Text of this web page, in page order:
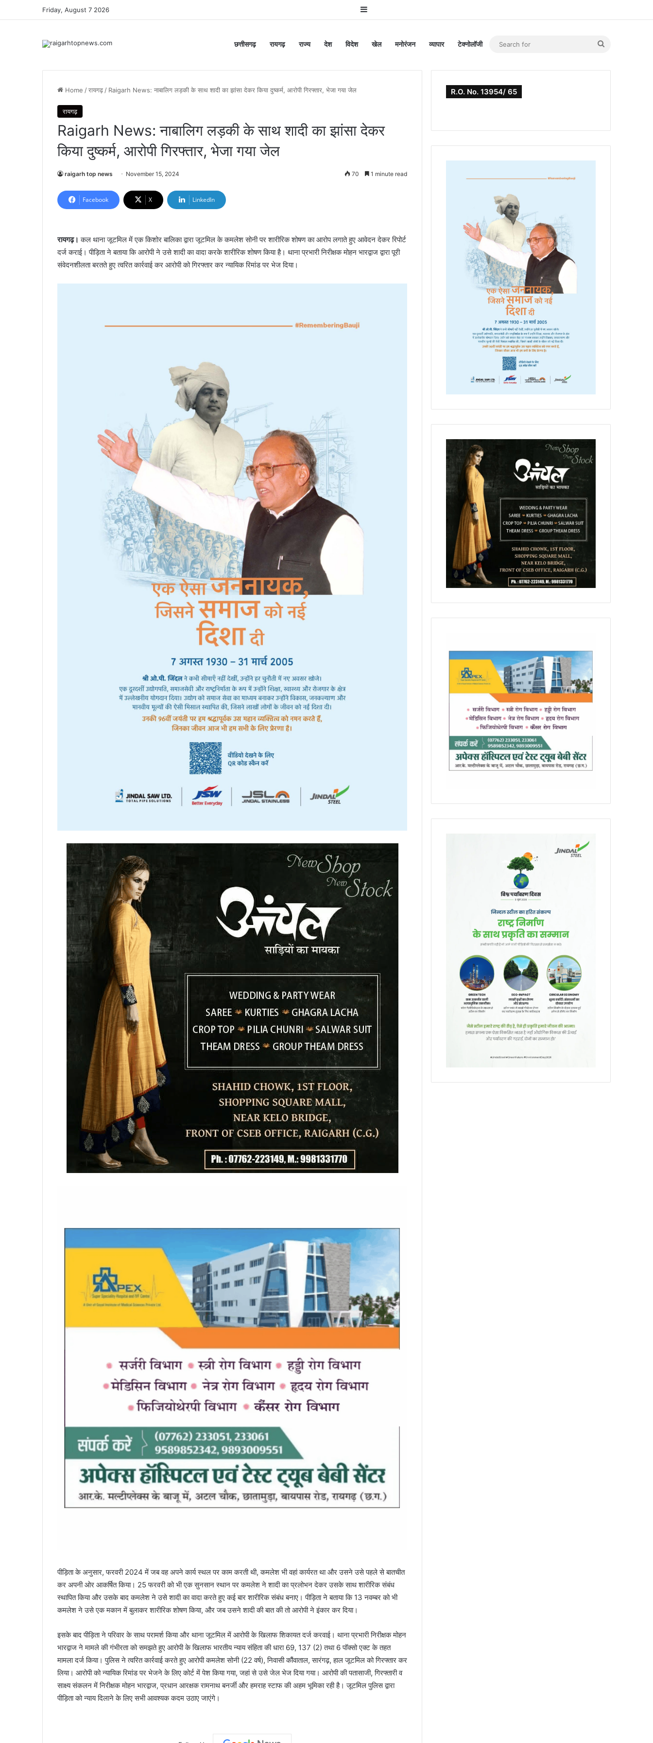
Friday, August 7 2026 Sidebar
छत्तीसगढ़ रायगढ़ राज्य देश विदेश खेल मनोरंजन व्यापार टेक्नोलॉजी
Home /रायगढ़ / Raigarh News: नाबालिग लड़की के साथ शादी का झांसा देकर किया दुष्कर्म, आरोपी गिरफ्तार, भेजा गया जेल
रायगढ़
Raigarh News: नाबालिग लड़की के साथ शादी का झांसा देकर
किया दुष्कर्म, आरोपी गिरफ्तार, भेजा गया जेल
raigarh top news November 15, 2024 70 1 minute read
Facebook X LinkedIn
रायगढ़। कल थाना जूटमिल में एक किशोर बालिका द्वारा जूटमिल के कमलेश सोनी पर शारीरिक शोषण का आरोप लगाते हुए आवेदन देकर रिपोर्ट
दर्ज कराई। पीड़िता ने बताया कि आरोपी ने उसे शादी का वादा करके शारीरिक शोषण किया है। थाना प्रभारी निरीक्षक मोहन भारद्वाज द्वारा पूरी
संवेदनशीलता बरतते हुए त्वरित कार्रवाई कर आरोपी को गिरफ्तार कर न्यायिक रिमांड पर भेज दिया।
पीड़िता के अनुसार, फरवरी 2024 में जब वह अपने कार्य स्थल पर काम करती थी, कमलेश भी वहां कार्यरत था और उसने उसे पहले से बातचीत
कर अपनी ओर आकर्षित किया। 25 फरवरी को भी एक सुनसान स्थान पर कमलेश ने शादी का प्रलोभन देकर उसके साथ शारीरिक संबंध
स्थापित किया और उसके बाद कमलेश ने उसे शादी का वादा करते हुए कई बार शारीरिक संबंध बनाए। पीड़िता ने बताया कि 13 नवम्बर को भी
कमलेश ने उसे एक मकान में बुलाकर शारीरिक शोषण किया, और जब उसने शादी की बात की तो आरोपी ने इंकार कर दिया।
इसके बाद पीड़िता ने परिवार के साथ परामर्श किया और थाना जूटमिल में आरोपी के खिलाफ शिकायत दर्ज करवाई। थाना प्रभारी निरीक्षक मोहन
भारद्वाज ने मामले की गंभीरता को समझते हुए आरोपी के खिलाफ भारतीय न्याय संहिता की धारा 69, 137 (2) तथा 6 पॉक्सो एक्ट के तहत
मामला दर्ज किया। पुलिस ने त्वरित कार्रवाई करते हुए आरोपी कमलेश सोनी (22 वर्ष), निवासी कौंवाताल, सारंगढ़, हाल जूटमिल को गिरफ्तार कर
लिया। आरोपी को न्यायिक रिमांड पर भेजने के लिए कोर्ट में पेश किया गया, जहां से उसे जेल भेज दिया गया। आरोपी की पतासाजी, गिरफ्तारी व
साक्ष्य संकलन में निरीक्षक मोहन भारद्वाज, प्रधान आरक्षक रामनाथ बनर्जी और हमराह स्टाफ की अहम भूमिका रही है। जूटमिल पुलिस द्वारा
पीड़िता को न्याय दिलाने के लिए सभी आवश्यक कदम उठाए जाएंगे।
R.O. No. 13954/ 65